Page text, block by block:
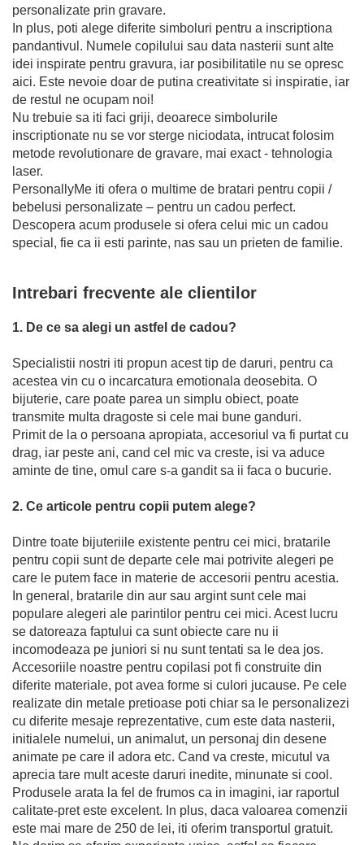
personalizate prin gravare.
In plus, poti alege diferite simboluri pentru a inscriptiona
pandantivul. Numele copilului sau data nasterii sunt alte
idei inspirate pentru gravura, iar posibilitatile nu se opresc
aici. Este nevoie doar de putina creativitate si inspiratie, iar
de restul ne ocupam noi!
Nu trebuie sa iti faci griji, deoarece simbolurile
inscriptionate nu se vor sterge niciodata, intrucat folosim
metode revolutionare de gravare, mai exact - tehnologia
laser.
PersonallyMe iti ofera o multime de bratari pentru copii /
bebelusi personalizate – pentru un cadou perfect.
Descopera acum produsele si ofera celui mic un cadou
special, fie ca ii esti parinte, nas sau un prieten de familie.
Intrebari frecvente ale clientilor
1. De ce sa alegi un astfel de cadou?
Specialistii nostri iti propun acest tip de daruri, pentru ca
acestea vin cu o incarcatura emotionala deosebita. O
bijuterie, care poate parea un simplu obiect, poate
transmite multa dragoste si cele mai bune ganduri.
Primit de la o persoana apropiata, accesoriul va fi purtat cu
drag, iar peste ani, cand cel mic va creste, isi va aduce
aminte de tine, omul care s-a gandit sa ii faca o bucurie.
2. Ce articole pentru copii putem alege?
Dintre toate bijuteriile existente pentru cei mici, bratarile
pentru copii sunt de departe cele mai potrivite alegeri pe
care le putem face in materie de accesorii pentru acestia.
In general, bratarile din aur sau argint sunt cele mai
populare alegeri ale parintilor pentru cei mici. Acest lucru
se datoreaza faptului ca sunt obiecte care nu ii
incomodeaza pe juniori si nu sunt tentati sa le dea jos.
Accesoriile noastre pentru copilasi pot fi construite din
diferite materiale, pot avea forme si culori jucause. Pe cele
realizate din metale pretioase poti chiar sa le personalizezi
cu diferite mesaje reprezentative, cum este data nasterii,
initialele numelui, un animalut, un personaj din desene
animate pe care il adora etc. Cand va creste, micutul va
aprecia tare mult aceste daruri inedite, minunate si cool.
Produsele arata la fel de frumos ca in imagini, iar raportul
calitate-pret este excelent. In plus, daca valoarea comenzii
este mai mare de 250 de lei, iti oferim transportul gratuit.